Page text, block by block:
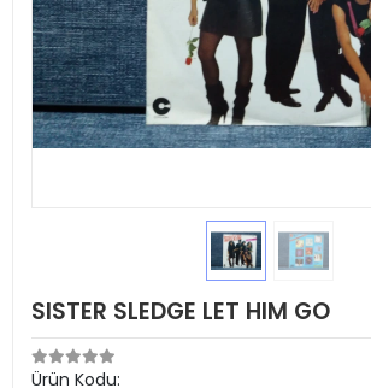
SISTER SLEDGE LET HIM GO
Ürün Kodu: